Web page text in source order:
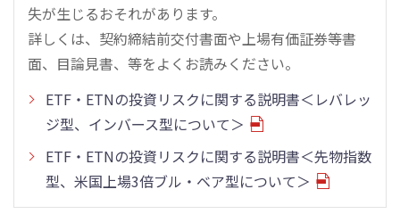
失が生じるおそれがあります。
詳しくは、契約締結前交付書面や上場有価証券等書
面、目論見書、等をよくお読みください。
ETF・ETNの投資リスクに関する説明書＜レバレッ
ジ型、インバース型について＞
ETF・ETNの投資リスクに関する説明書＜先物指数
型、米国上場3倍ブル・ベア型について＞